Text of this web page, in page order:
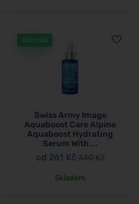
Novinka
Swiss Army Image
Aquaboost Care Alpine
Aquaboost Hydrating
Serum With ...
od 261 Kč 340 Kč
Skladem